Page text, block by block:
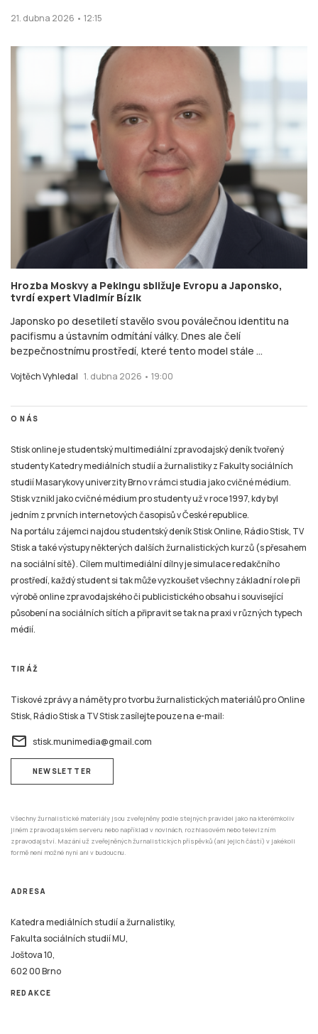
21. dubna 2026 • 12:15
Hrozba Moskvy a Pekingu sbližuje Evropu a Japonsko,
tvrdí expert Vladimír Bízik
Japonsko po desetiletí stavělo svou poválečnou identitu na
pacifismu a ústavním odmítání války. Dnes ale čelí
bezpečnostnímu prostředí, které tento model stále ...
Vojtěch Vyhledal 1. dubna 2026 • 19:00
O NÁS
Stisk online je studentský multimediální zpravodajský deník tvořený
studenty Katedry mediálních studií a žurnalistiky z Fakulty sociálních
studií Masarykovy univerzity Brno v rámci studia jako cvičné médium.
Stisk vznikl jako cvičné médium pro studenty už v roce 1997, kdy byl
jedním z prvních internetových časopisů v České republice.
Na portálu zájemci najdou studentský deník Stisk Online, Rádio Stisk, TV
Stisk a také výstupy některých dalších žurnalistických kurzů (s přesahem
na sociální sítě). Cílem multimediální dílny je simulace redakčního
prostředí, každý student si tak může vyzkoušet všechny základní role při
výrobě online zpravodajského či publicistického obsahu i související
působení na sociálních sítích a připravit se tak na praxi v různých typech
médií.
TIRÁŽ
Tiskové zprávy a náměty pro tvorbu žurnalistických materiálů pro Online
Stisk, Rádio Stisk a TV Stisk zasílejte pouze na e-mail:
email stisk.munimedia@gmail.com
NEWSLETTER
Všechny žurnalistické materiály jsou zveřejněny podle stejných pravidel jako na kterémkoliv
jiném zpravodajském serveru nebo například v novinách, rozhlasovém nebo televizním
zpravodajství. Mazání už zveřejněných žurnalistických příspěvků (ani jejich částí) v jakékoli
formě není možné nyní ani v budoucnu.
ADRESA
Katedra mediálních studií a žurnalistiky,
Fakulta sociálních studií MU,
Joštova 10,
602 00 Brno
REDAKCE